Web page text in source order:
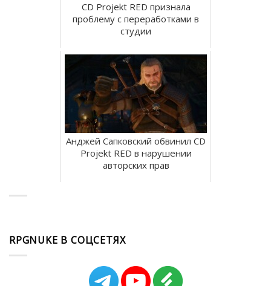
CD Projekt RED признала
проблему с переработками в
студии
Анджей Сапковский обвинил CD
Projekt RED в нарушении
авторских прав
RPGNUKE В СОЦСЕТЯХ